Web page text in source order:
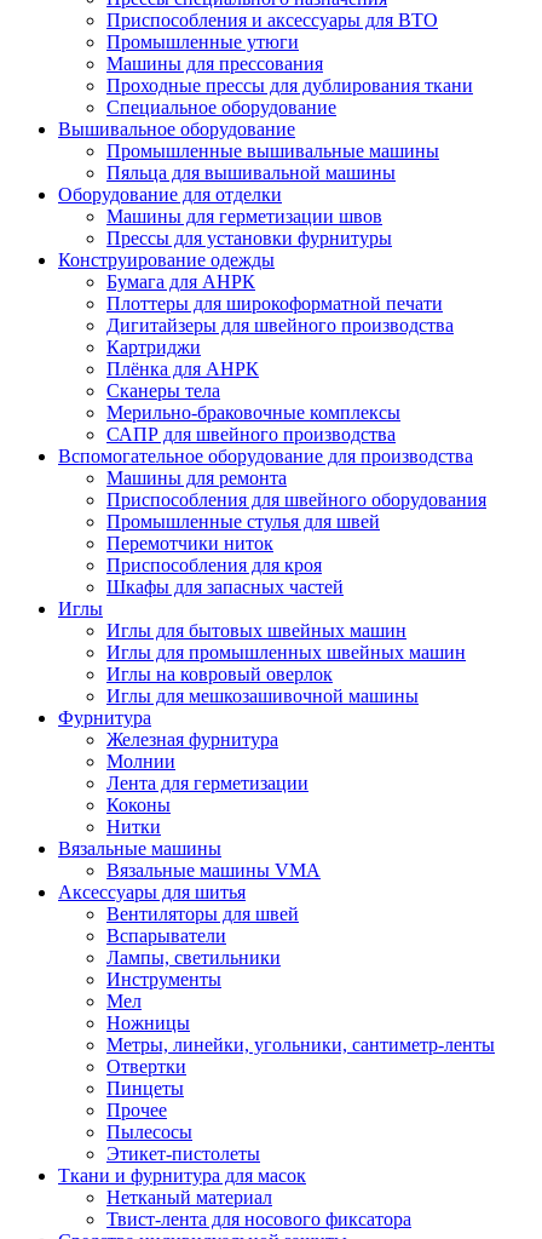
Приспособления и аксессуары для ВТО
Промышленные утюги
Машины для прессования
Проходные прессы для дублирования ткани
Специальное оборудование
Вышивальное оборудование
Промышленные вышивальные машины
Пяльца для вышивальной машины
Оборудование для отделки
Машины для герметизации швов
Прессы для установки фурнитуры
Конструирование одежды
Бумага для АНРК
Плоттеры для широкоформатной печати
Дигитайзеры для швейного производства
Картриджи
Плёнка для АНРК
Сканеры тела
Мерильно-браковочные комплексы
САПР для швейного производства
Вспомогательное оборудование для производства
Машины для ремонта
Приспособления для швейного оборудования
Промышленные стулья для швей
Перемотчики ниток
Приспособления для кроя
Шкафы для запасных частей
Иглы
Иглы для бытовых швейных машин
Иглы для промышленных швейных машин
Иглы на ковровый оверлок
Иглы для мешкозашивочной машины
Фурнитура
Железная фурнитура
Молнии
Лента для герметизации
Коконы
Нитки
Вязальные машины
Вязальные машины VMA
Аксессуары для шитья
Вентиляторы для швей
Вспарыватели
Лампы, светильники
Инструменты
Мел
Ножницы
Метры, линейки, угольники, сантиметр-ленты
Отвертки
Пинцеты
Прочее
Пылесосы
Этикет-пистолеты
Ткани и фурнитура для масок
Нетканый материал
Твист-лента для носового фиксатора